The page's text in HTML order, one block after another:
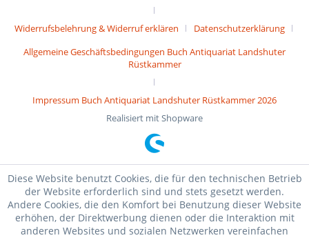
Widerrufsbelehrung & Widerruf erklären
Datenschutzerklärung
Allgemeine Geschäftsbedingungen Buch Antiquariat Landshuter
Rüstkammer
Impressum Buch Antiquariat Landshuter Rüstkammer 2026
Realisiert mit Shopware
Diese Website benutzt Cookies, die für den technischen Betrieb
der Website erforderlich sind und stets gesetzt werden.
Andere Cookies, die den Komfort bei Benutzung dieser Website
erhöhen, der Direktwerbung dienen oder die Interaktion mit
anderen Websites und sozialen Netzwerken vereinfachen